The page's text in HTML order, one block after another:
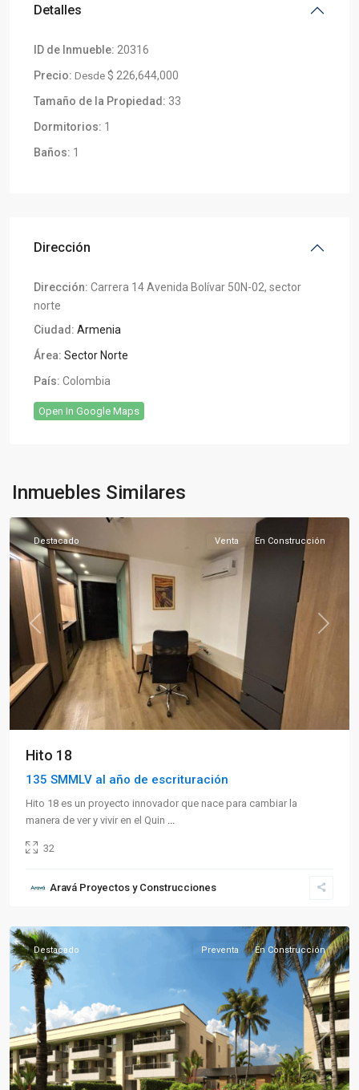
Detalles
ID de Inmueble: 20316
Precio: Desde $ 226,644,000
Tamaño de la Propiedad: 33
Dormitorios: 1
Baños: 1
Dirección
Dirección: Carrera 14 Avenida Bolívar 50N-02, sector
norte
Ciudad: Armenia
Área: Sector Norte
País: Colombia
Open In Google Maps
Inmuebles Similares
Armenia
Previous Next
Destacado Venta En Construcción
Hito 18
135 SMMLV al año de escrituración
Hito 18 es un proyecto innovador que nace para cambiar la
manera de ver y vivir en el Quin
32
Aravá Proyectos y Construcciones
Sur,
Previous Next
Destacado Preventa En Construcción